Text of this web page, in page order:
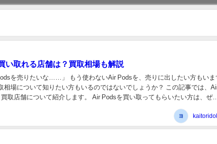
い取れる店舗は？買取相場も解説
使わないAir Podsを、売りに出したい方もいます
について知りたい方もいるのではないでしょうか？ この記事では、Air
介します。 Air Podsを買い取ってもらいたい方は、ぜひ